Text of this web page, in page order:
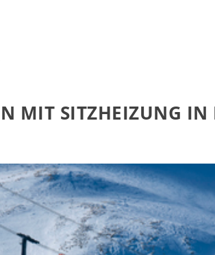
MIT SITZHEIZUNG IN